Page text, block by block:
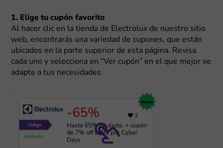
1. Elige tu cupón favorito
Al hacer clic en la tienda de Electrolux de nuestro sitio
web, encontrarás una variedad de cupones, que están
ubicados en la parte superior de esta página. Revisa
cada uno y selecciona en “Ver cupón” en el que mejor se
adapte a tus necesidades.